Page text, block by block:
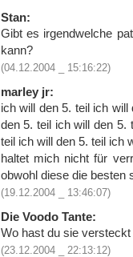
Stan:
Gibt es irgendwelche
kann?
(04.12.2004 _ 15:16:22)
marley jr:
ich will den 5. teil ich
den 5. teil ich will den 5.
teil ich will den 5. teil ich
haltet mich nicht für
obwohl diese die besten
(19.12.2004 _ 13:46:07)
Die Voodo Tante:
Wo hast du sie versteckt
(23.12.2004 _ 22:13:12)